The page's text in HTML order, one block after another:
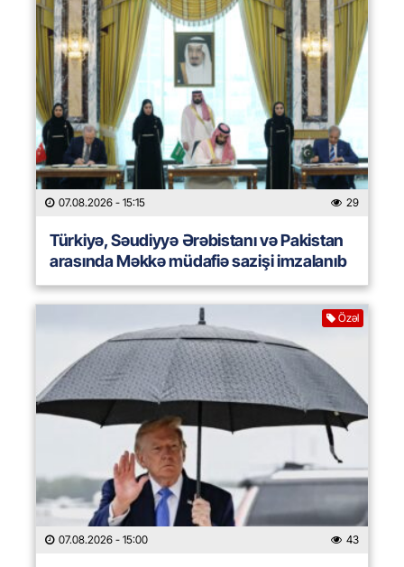
07.08.2026 - 15:15 29
Türkiyə, Səudiyyə Ərəbistanı və Pakistan
arasında Məkkə müdafiə sazişi imzalanıb
Özəl
07.08.2026 - 15:00 43